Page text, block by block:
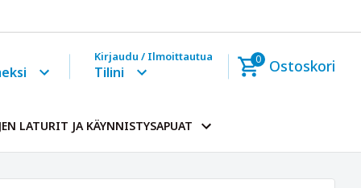
Kirjaudu / Ilmoittautua
Tilini
0 Ostoskori
LATURIT JA KÄYNNISTYSAPUAT